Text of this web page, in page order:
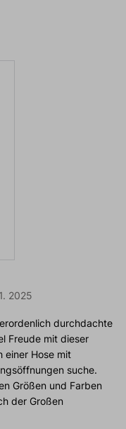
2025
durchdachte
Freude mit dieser
einer Hose mit
suche.
Größen und Farben
der Großen